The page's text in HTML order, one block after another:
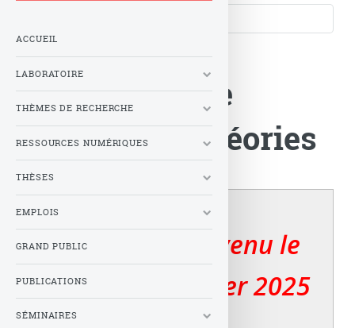
Le Laboratoire
Univers et Théories
Le LuTh est devenu le
Lux au 1
janvier 2025
ACCUEIL
LABORATOIRE
THÈMES DE RECHERCHE
RESSOURCES NUMÉRIQUES
THÈSES
EMPLOIS
GRAND PUBLIC
PUBLICATIONS
SÉMINAIRES